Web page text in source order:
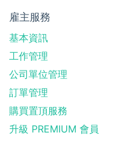
雇主服務
基本資訊
工作管理
公司單位管理
訂單管理
購買置頂服務
升級 PREMIUM 會員